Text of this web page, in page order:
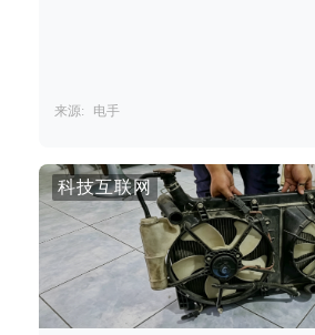
来源: 电手
科技互联网